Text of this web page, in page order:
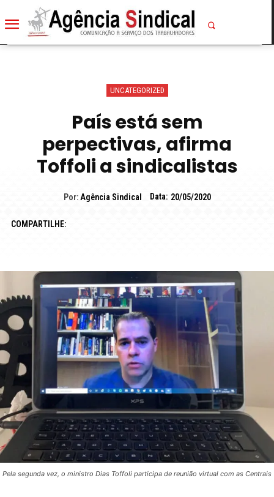
UNCATEGORIZED
País está sem
perpectivas, afirma
Toffoli a sindicalistas
Por: Agência Sindical Data: 20/05/2020
COMPARTILHE:
Pela segunda vez, o ministro Dias Toffoli participa de reunião virtual com as Centrais